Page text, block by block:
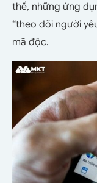
thế, những ứng
“theo dõi người
mã độc.